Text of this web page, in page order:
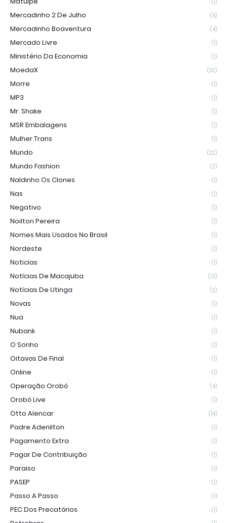
(1)
Mercadinho 2 De Julho (5)
Mercadinho Boaventura (4)
Mercado Livre (1)
Ministério Da Economia (1)
MoedaX (112)
Morre (1)
MP3 (1)
Mr. Shake (1)
MSR Embalagens (1)
Mulher Trans (1)
Mundo (22)
Mundo Fashion (2)
Naldinho Os Clones (1)
Nas (1)
Negativo (1)
Noilton Pereira (1)
Nomes Mais Usados No Brasil (1)
Nordeste (1)
Noticias (1)
Notícias De Macajuba (13)
Notícias De Utinga (2)
Novas (1)
Nua (1)
Nubank (1)
O Sonho (1)
Oitavas De Final (1)
Online (1)
Operação Orobó (4)
Orobó Live (1)
Otto Alencar (14)
Padre Adenilton (1)
Pagamento Extra (1)
Pagar De Contribuição (1)
Paraiso (1)
PASEP (1)
Passo A Passo (1)
PEC Dos Precatórios (1)